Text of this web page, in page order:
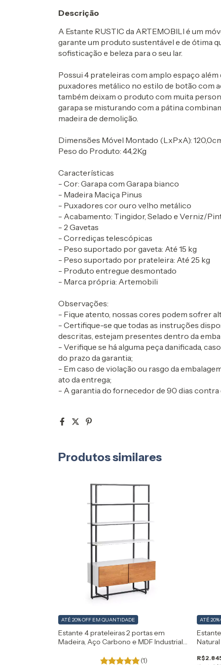
Descrição
A Estante RUSTIC da ARTEMOBILI é um
garante um produto sustentável e de ótima
sofisticação e beleza para o seu lar.
Possui 4 prateleiras com amplo espaço
puxadores metálico no estilo de botão com
também deixam o produto com muita
garapa se misturando com a pátina
madeira de demolição.
Dimensões Móvel Montado (LxPxA):
Peso do Produto: 44,2Kg
Características
- Cor: Garapa com Garapa bianco
- Madeira Maciça Pinus
- Puxadores cor ouro velho metálico
- Acabamento: Tingidor, Selado e Verniz/
- 2 Gavetas
- Corrediças telescópicas
- Peso suportado por gaveta: Até 15 kg
- Peso suportado por prateleira: Até 25 kg
- Produto entregue desmontado
- Marca própria: Artemobili
Observações:
- Fique atento, nossas cores podem sofrer
- Certifique-se que todas as instruções
descritas, estejam presentes dentro da
- Verifique se há alguma peça danificada,
do prazo da garantia;
- Em caso de violação ou rasgo da
ato da entrega;
- A garantia do fornecedor de 90 dias contra
Produtos similares
Estante 4 prateleiras 2 portas em
Madeira, Aço Carbono e MDF Industrial
(1)
ATÉ 20% OFF EM QUANTIDADE ATÉ 20%